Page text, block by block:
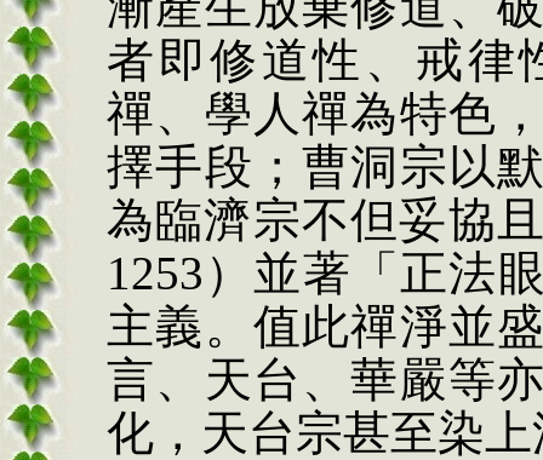
者即修道性、戒律
禪、學人禪為特色
擇手段；曹洞宗以
為臨濟宗不但妥協
1253 ）並著「正法
主義。值此禪淨並
言、天台、華嚴等
化，天台宗甚至染